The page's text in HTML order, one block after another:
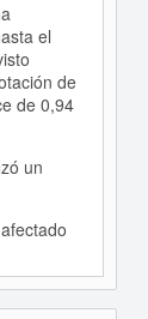
el
de
de 0,94
un